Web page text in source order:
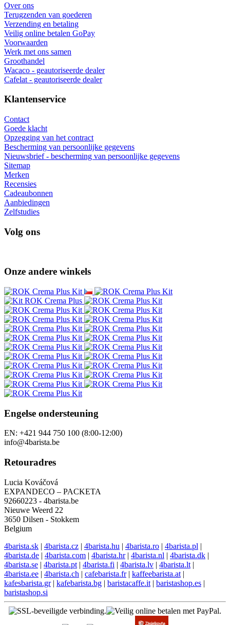
Over ons
Terugzenden van goederen
Verzending en betaling
Veilig online betalen GoPay
Voorwaarden
Werk met ons samen
Groothandel
Wacaco - geautoriseerde dealer
Cafelat - geautoriseerde dealer
Klantenservice
Contact
Goede klacht
Opzegging van het contract
Bescherming van persoonlijke gegevens
Nieuwsbrief - bescherming van persoonlijke gegevens
Sitemap
Merken
Recensies
Cadeaubonnen
Aanbiedingen
Zelfstudies
Volg ons
Onze andere winkels
Engelse ondersteuning
EN: +421 944 750 100 (8:00-12:00)
info@4barista.be
Retouradres
Lucia Kováčová
EXPANDECO – PACKETA
92660223 - 4barista.be
Nieuwe Weerd 22
3650 Dilsen - Stokkem
Belgium
4barista.sk | 4barista.cz | 4barista.hu | 4barista.ro | 4barista.pl |
4barista.de | 4barista.com | 4barista.hr| 4barista.nl | 4barista.dk |
4barista.se | 4barista.pt | 4barista.fi | 4barista.lv | 4barista.lt |
4barista.ee | 4barista.ch | cafebarista.fr| kaffeebarista.at |
kafesbarista.gr| kafebarista.bg | baristacaffe.it | baristashop.es |
baristashop.si